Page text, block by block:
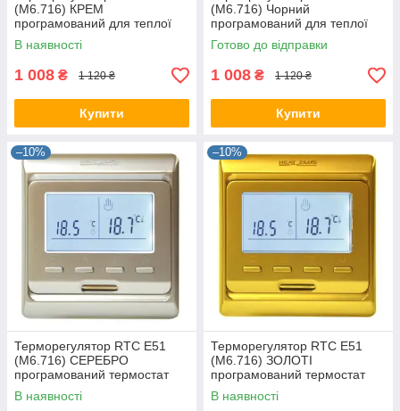
(М6.716) КРЕМ
програмований для теплої
підлоги, термостат, датчик
температури
В наявності
1 008 ₴ 1 120 ₴
Купити
(М6.716) Чорний
програмований для теплої
підлоги, термостат, датчик
температури
Готово до відправки
1 008 ₴ 1 120 ₴
Купити
–10%
Терморегулятор RTC E51
(M6.716) СЕРЕБРО
програмований термостат
для теплої підлоги, датчик
температури
В наявності
–10%
Терморегулятор RTC E51
(M6.716) ЗОЛОТІ
програмований термостат
для теплої підлоги, датчик
температури
В наявності